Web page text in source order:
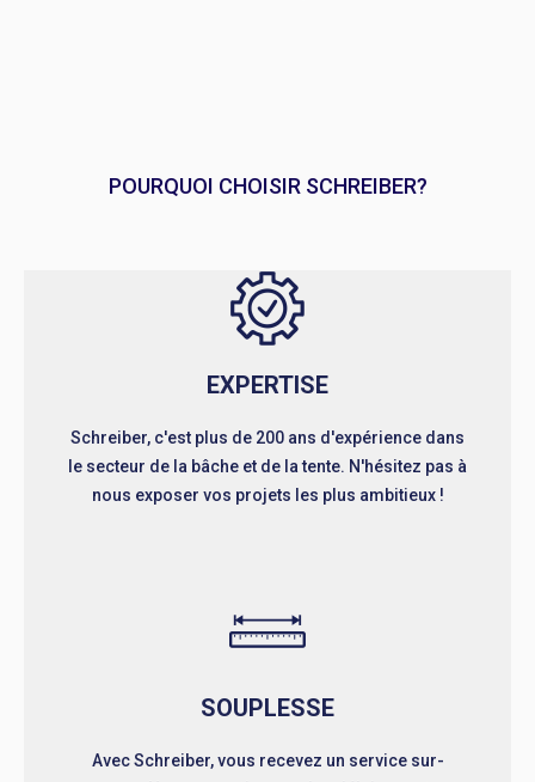
POURQUOI CHOISIR SCHREIBER?
EXPERTISE
Schreiber, c'est plus de 200 ans d'expérience dans
le secteur de la bâche et de la tente. N'hésitez pas à
nous exposer vos projets les plus ambitieux !
SOUPLESSE
Avec Schreiber, vous recevez un service sur-